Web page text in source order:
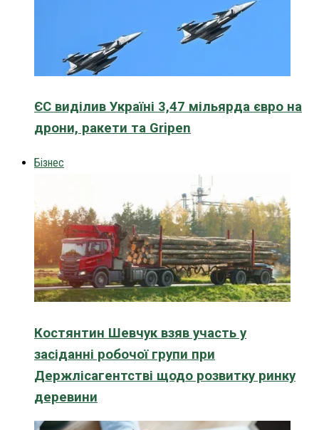
ЄС виділив Україні 3,47 мільярда євро на
дрони, ракети та Gripen
Бізнес
Костянтин Шевчук взяв участь у
засіданні робочої групи при
Держлісагентстві щодо розвитку ринку
деревини